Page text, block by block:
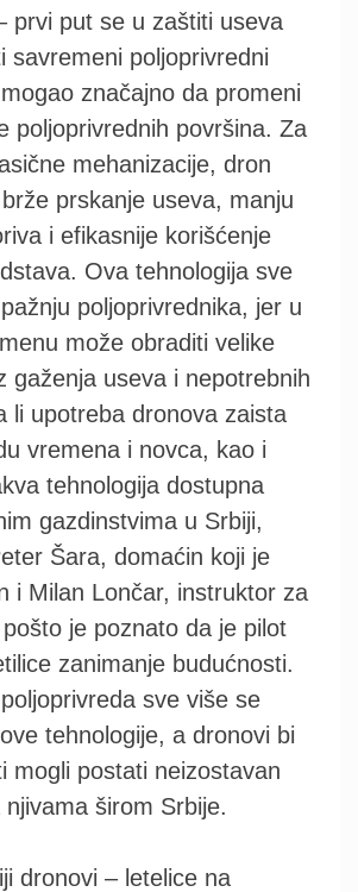
prvi put se u zaštiti useva
savremeni poljoprivredni
značajno da promeni
poljoprivrednih površina. Za
mehanizacije, dron
prskanje useva, manju
i efikasnije korišćenje
Ova tehnologija sve
poljoprivrednika, jer u
može obraditi velike
gaženja useva i nepotrebnih
li upotreba dronova zaista
vremena i novca, kao i
tehnologija dostupna
gazdinstvima u Srbiji,
Šara, domaćin koji je
i Milan Lončar, instruktor za
je poznato da je pilot
zanimanje budućnosti.
sve više se
tehnologije, a dronovi bi
mogli postati neizostavan
širom Srbije.
dronovi – letelice na